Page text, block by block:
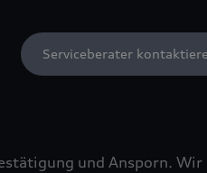
Serviceberater
und Ansporn.